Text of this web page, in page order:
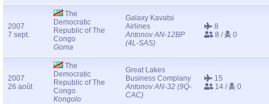
2007
7 sept.
The
Democratic
Republic of The
Congo
Goma
Galaxy Kavatsi
Airlines
Antonov AN-12BP
(4L-SAS)
8
8 /
0
2007
26 août
The
Democratic
Republic of The
Congo
Kongolo
Great Lakes
Business Complany
Antonov AN-32 (9Q-
CAC)
15
14 /
0